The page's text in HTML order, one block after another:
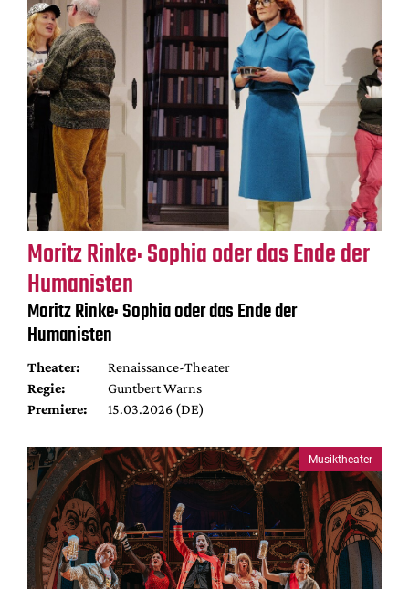
Moritz Rinke: Sophia oder das Ende der
Humanisten
Moritz Rinke: Sophia oder das Ende der
Humanisten
Theater:
Renaissance-Theater
Regie:
Guntbert Warns
Premiere:
15.03.2026 (DE)
Musiktheater